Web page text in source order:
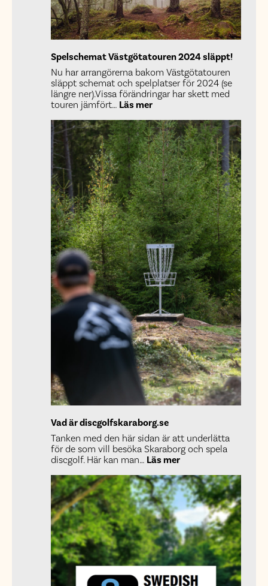
Spelschemat Västgötatouren 2024 släppt!
Nu har arrangörerna bakom Västgötatouren
släppt schemat och spelplatser för 2024 (se
längre ner).Vissa förändringar har skett med
touren jämfört… Läs mer:
Västgötatouren
2024
släppt!
Vad är discgolfskaraborg.se
Tanken med den här sidan är att underlätta
för de som vill besöka Skaraborg och spela
discgolf. Här kan man… Läs mer:
är
discgolfskaraborg.se